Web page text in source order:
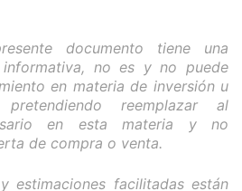
documento tiene una
informativa, no es y no puede
en materia de inversión u
reemplazar al
en esta materia y no
de compra o venta.
estimaciones facilitadas están